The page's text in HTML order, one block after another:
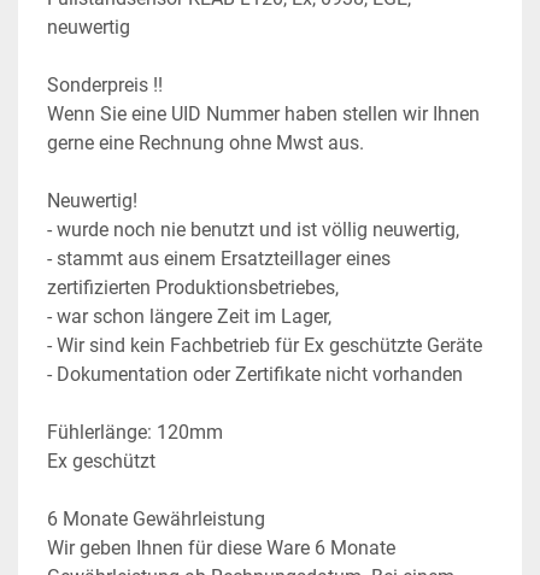
neuwertig
Sonderpreis !!
Wenn Sie eine UID Nummer haben stellen wir Ihnen
gerne eine Rechnung ohne Mwst aus.
Neuwertig!
- wurde noch nie benutzt und ist völlig neuwertig,
- stammt aus einem Ersatzteillager eines
zertifizierten Produktionsbetriebes,
- war schon längere Zeit im Lager,
- Wir sind kein Fachbetrieb für Ex geschützte Geräte
- Dokumentation oder Zertifikate nicht vorhanden
Fühlerlänge: 120mm
Ex geschützt
6 Monate Gewährleistung
Wir geben Ihnen für diese Ware 6 Monate